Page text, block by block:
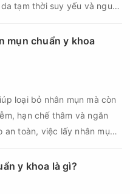
tạm thời suy yếu và nguy
vì vậy, việc chăm sóc
mụn chuẩn y khoa
loại bỏ nhân mụn mà còn
hạn chế thâm và ngăn
an toàn, việc lấy nhân mụn
sau điều trị.
y khoa là gì?